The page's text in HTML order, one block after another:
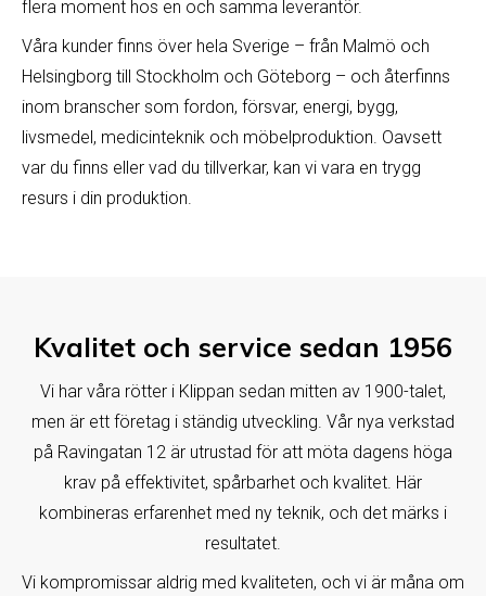
flera moment hos en och samma leverantör.
Våra kunder finns över hela Sverige – från Malmö och
Helsingborg till Stockholm och Göteborg – och återfinns
inom branscher som fordon, försvar, energi, bygg,
livsmedel, medicinteknik och möbelproduktion. Oavsett
var du finns eller vad du tillverkar, kan vi vara en trygg
resurs i din produktion.
Kvalitet och service sedan 1956
Vi har våra rötter i Klippan sedan mitten av 1900-talet,
men är ett företag i ständig utveckling. Vår nya verkstad
på Ravingatan 12 är utrustad för att möta dagens höga
krav på effektivitet, spårbarhet och kvalitet. Här
kombineras erfarenhet med ny teknik, och det märks i
resultatet.
Vi kompromissar aldrig med kvaliteten, och vi är måna om